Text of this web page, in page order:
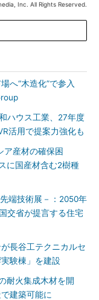
Inc. All Rights Reserved.
へ“木造化”で参入
ハウス工業、27年度
活用で提案力強化も
ア産材の確保困
に国産材含む2樹種
端技術展－：2050年
交省が提言する住宅
長谷工テクニカルセ
験棟」を建設
耐火集成木材を開
建築可能に